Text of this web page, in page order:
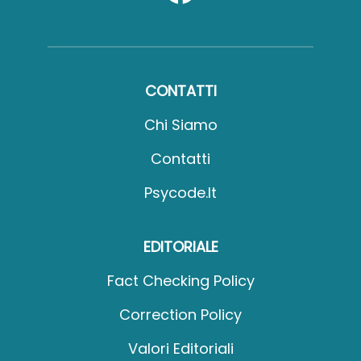
CONTATTI
Chi Siamo
Contatti
Psycode.it
EDITORIALE
Fact Checking Policy
Correction Policy
Valori Editoriali